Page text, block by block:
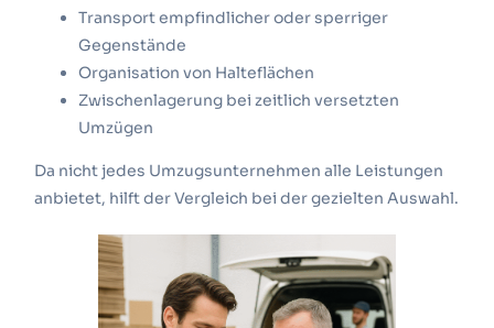
Transport empfindlicher oder sperriger
Gegenstände
Organisation von Halteflächen
Zwischenlagerung bei zeitlich versetzten
Umzügen
Da nicht jedes Umzugsunternehmen alle Leistungen
anbietet, hilft der Vergleich bei der gezielten Auswahl.